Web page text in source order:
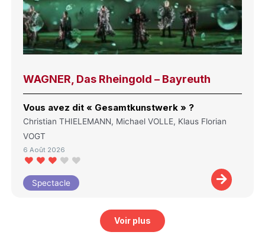
WAGNER, Das Rheingold – Bayreuth
Vous avez dit « Gesamtkunstwerk » ?
Christian THIELEMANN, Michael VOLLE, Klaus Florian
VOGT
6 Août 2026
Spectacle
Voir plus